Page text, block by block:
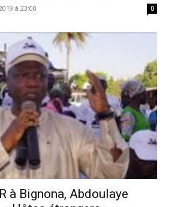
à 23:00 0
à Bignona, Abdoulaye